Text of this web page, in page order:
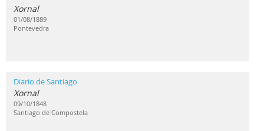
Xornal
01/08/1889
Pontevedra
Diario de Santiago
Xornal
09/10/1848
Santiago de Compostela